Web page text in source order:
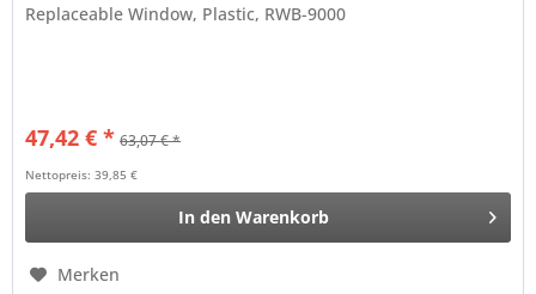
Replaceable Window, Plastic, RWB-9000
47,42 € * 63,07 € *
Nettopreis: 39,85 €
In den Warenkorb
Merken